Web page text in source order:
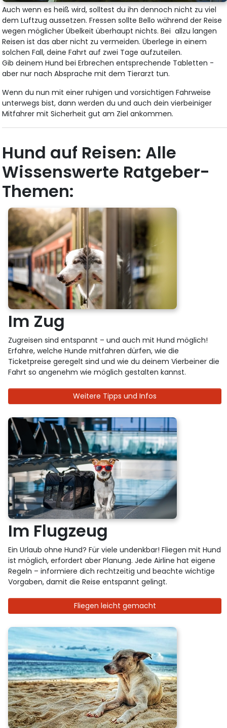
Auch wenn es heiß wird, solltest du ihn dennoch nicht zu viel
dem Luftzug aussetzen. Fressen sollte Bello während der Reise
wegen möglicher Übelkeit überhaupt nichts. Bei allzu langen
Reisen ist das aber nicht zu vermeiden. Überlege in einem
solchen Fall, deine Fahrt auf zwei Tage aufzuteilen.
Gib deinem Hund bei Erbrechen entsprechende Tabletten -
aber nur nach Absprache mit dem Tierarzt tun.
Wenn du nun mit einer ruhigen und vorsichtigen Fahrweise
unterwegs bist, dann werden du und auch dein vierbeiniger
Mitfahrer mit Sicherheit gut am Ziel ankommen.
Hund auf Reisen: Alle
Wissenswerte Ratgeber-
Themen:
Im Zug
Zugreisen sind entspannt – und auch mit Hund möglich!
Erfahre, welche Hunde mitfahren dürfen, wie die
Ticketpreise geregelt sind und wie du deinem Vierbeiner die
Fahrt so angenehm wie möglich gestalten kannst.
Weitere Tipps und Infos
Im Flugzeug
Ein Urlaub ohne Hund? Für viele undenkbar! Fliegen mit Hund
ist möglich, erfordert aber Planung. Jede Airline hat eigene
Regeln – informiere dich rechtzeitig und beachte wichtige
Vorgaben, damit die Reise entspannt gelingt.
Fliegen leicht gemacht